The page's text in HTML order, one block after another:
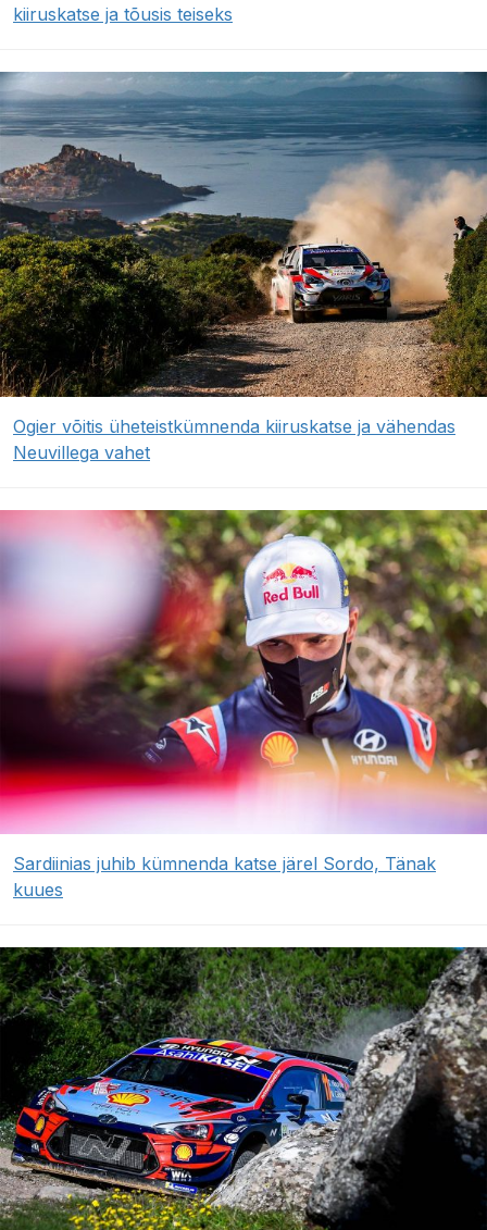
kiiruskatse ja tõusis teiseks
Ogier võitis üheteistkümnenda kiiruskatse ja vähendas
Neuvillega vahet
Sardiinias juhib kümnenda katse järel Sordo, Tänak
kuues